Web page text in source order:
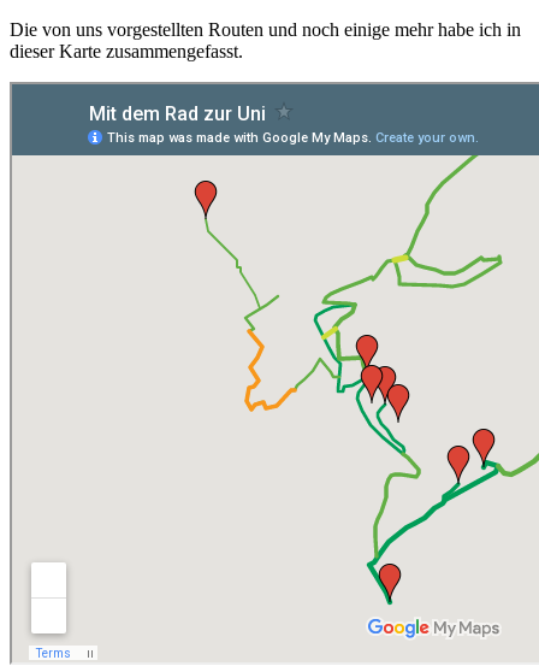
Die von uns vorgestellten Routen und noch einige mehr habe ich in
dieser Karte zusammengefasst.